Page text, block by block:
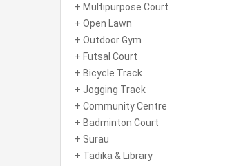
+ Multipurpose Court
+ Open Lawn
+ Outdoor Gym
+ Futsal Court
+ Bicycle Track
+ Jogging Track
+ Community Centre
+ Badminton Court
+ Surau
+ Tadika & Library